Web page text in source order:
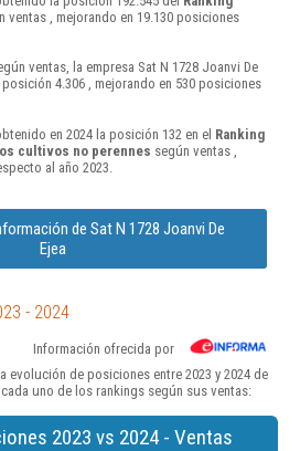
ventas , mejorando en 19.130 posiciones
ventas, la empresa Sat N 1728 Joanvi De
4.306 , mejorando en 530 posiciones
en 2024 la posición 132 en el Ranking
cultivos no perennes según ventas ,
al año 2023.
de Sat N 1728 Joanvi De
Ejea
- 2024
Información ofrecida por
evolución de posiciones entre 2023 y 2024 de
uno de los rankings según sus ventas:
2023 vs 2024 - Ventas